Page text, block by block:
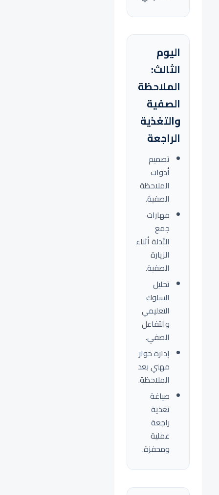
اليوم
الثالث:
الملاحظة
الصفية
والتغذية
الراجعة
تصميم
أدوات
الملاحظة
الصفية.
مهارات
جمع
الأدلة أثناء
الزيارة
الصفية.
تحليل
السلوك
التعليمي
والتفاعل
الصفي.
إدارة حوار
مهني بعد
الملاحظة.
صياغة
تغذية
راجعة
عملية
ومحفزة.